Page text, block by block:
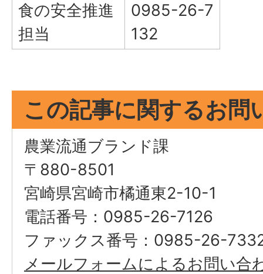
食の安全推進
担当
0985-26-7
132
この記事に関するお問
農業流通ブランド課
〒880-8501
宮崎県宮崎市橘通東2-10-1
電話番号：0985-26-7126
ファックス番号：0985-26-
メールフォームによるお問い合